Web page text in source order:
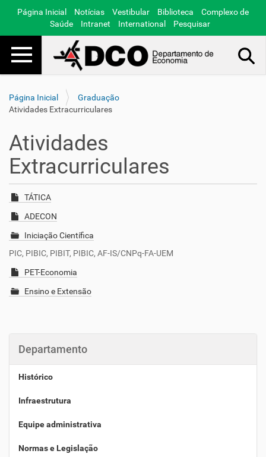
Página Inicial Notícias Vestibular Biblioteca
Complexo de
Saúde
Intranet International Pesquisar
Toggle navigation
Página Inicial
Graduação
Atividades Extracurriculares
Departamento
Histórico
Infraestrutura
Equipe administrativa
Normas e Legislação
Atividades
Extracurriculares
TÁTICA
ADECON
Iniciação Científica
PIC, PIBIC, PIBIT, PIBIC, AF-IS/CNPq-FA-UEM
PET-Economia
Ensino e Extensão